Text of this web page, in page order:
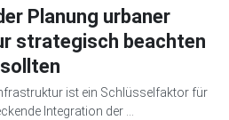
Planung urbaner
strategisch beachten
sollten
ist ein Schlüsselfaktor für
Integration der ...